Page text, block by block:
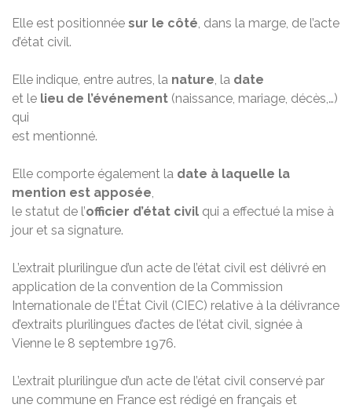
Elle est positionnée sur le côté, dans la marge, de l’acte
d’état civil.
Elle indique, entre autres, la nature, la date
et le lieu de l’événement (naissance, mariage, décès,…)
qui
est mentionné.
Elle comporte également la date à laquelle la
mention est apposée,
le statut de l’officier d’état civil qui a effectué la mise à
jour et sa signature.
L’extrait plurilingue d’un acte de l’état civil est délivré en
application de la convention de la Commission
Internationale de l’État Civil (CIEC) relative à la délivrance
d’extraits plurilingues d’actes de l’état civil, signée à
Vienne le 8 septembre 1976.
L’extrait plurilingue d’un acte de l’état civil conservé par
une commune en France est rédigé en français et